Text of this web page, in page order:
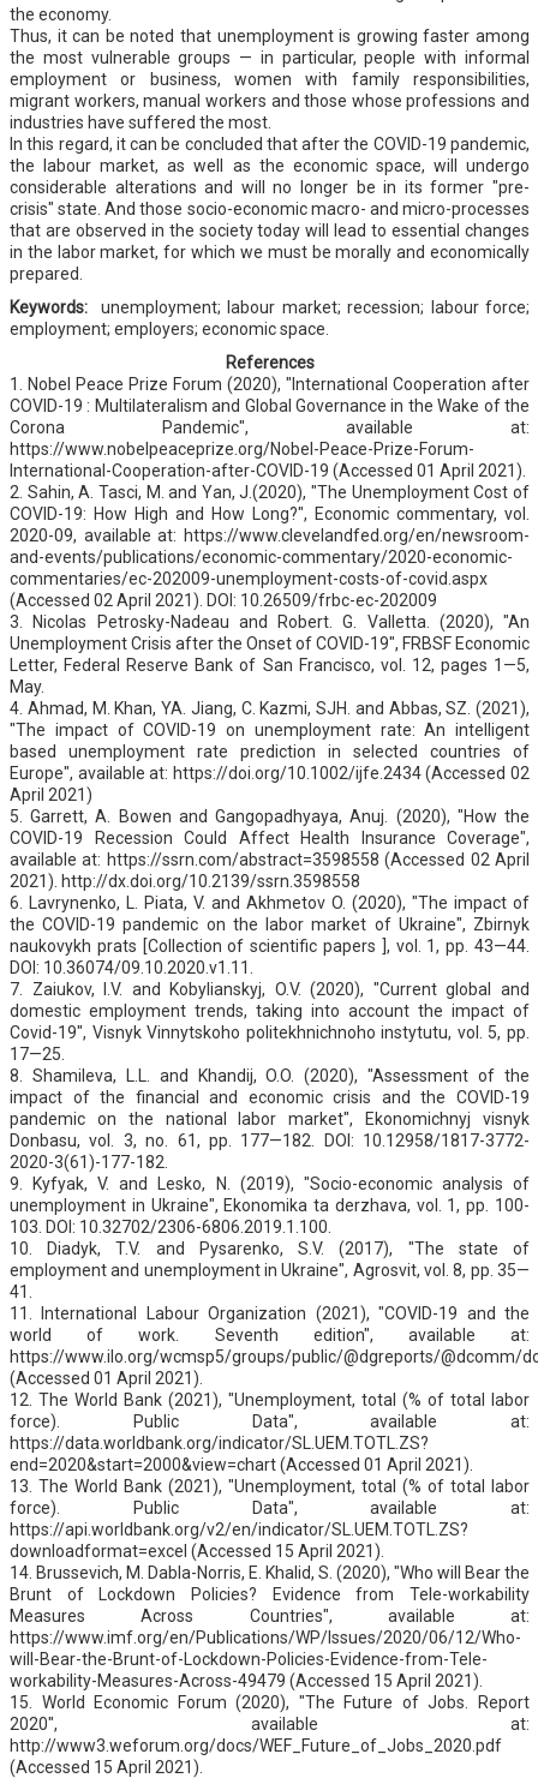
the economy.
Thus, it can be noted that unemployment is growing faster among
the most vulnerable groups — in particular, people with informal
employment or business, women with family responsibilities,
migrant workers, manual workers and those whose professions and
industries have suffered the most.
In this regard, it can be concluded that after the COVID-19 pandemic,
the labour market, as well as the economic space, will undergo
considerable alterations and will no longer be in its former "pre-
crisis" state. And those socio-economic macro- and micro-processes
that are observed in the society today will lead to essential changes
in the labor market, for which we must be morally and economically
prepared.
Keywords:
unemployment; labour market; recession; labour force;
employment; employers; economic space.
References
1. Nobel Peace Prize Forum (2020), "International Cooperation after
COVID-19 : Multilateralism and Global Governance in the Wake of the
Corona Pandemic", available at:
https://www.nobelpeaceprize.org/Nobel-Peace-Prize-Forum-
International-Cooperation-after-COVID-19 (Accessed 01 April 2021).
2. Sahin, A. Tasci, M. and Yan, J.(2020), "The Unemployment Cost of
COVID-19: How High and How Long?", Economic commentary, vol.
2020-09, available at: https://www.clevelandfed.org/en/newsroom-
and-events/publications/economic-commentary/2020-economic-
commentaries/ec-202009-unemployment-costs-of-covid.aspx
(Accessed 02 April 2021). DOI: 10.26509/frbc-ec-202009
3. Nicolas Petrosky-Nadeau and Robert. G. Valletta. (2020), "An
Unemployment Crisis after the Onset of COVID-19", FRBSF Economic
Letter, Federal Reserve Bank of San Francisco, vol. 12, pages 1—5,
May.
4. Ahmad, M. Khan, YA. Jiang, C. Kazmi, SJH. and Abbas, SZ. (2021),
"The impact of COVID-19 on unemployment rate: An intelligent
based unemployment rate prediction in selected countries of
Europe", available at: https://doi.org/10.1002/ijfe.2434 (Accessed 02
April 2021)
5. Garrett, A. Bowen and Gangopadhyaya, Anuj. (2020), "How the
COVID-19 Recession Could Affect Health Insurance Coverage",
available at: https://ssrn.com/abstract=3598558 (Accessed 02 April
2021). http://dx.doi.org/10.2139/ssrn.3598558
6. Lavrynenko, L. Piata, V. and Akhmetov O. (2020), "The impact of
the COVID-19 pandemic on the labor market of Ukraine", Zbirnyk
naukovykh prats [Collection of scientific papers ], vol. 1, pp. 43—44.
DOI: 10.36074/09.10.2020.v1.11.
7. Zaiukov, I.V. and Kobylianskyj, O.V. (2020), "Current global and
domestic employment trends, taking into account the impact of
Сovid-19", Visnyk Vinnytskoho politekhnichnoho instytutu, vol. 5, pp.
17—25.
8. Shamileva, L.L. and Khandij, O.O. (2020), "Assessment of the
impact of the financial and economic crisis and the COVID-19
pandemic on the national labor market", Ekonomichnyj visnyk
Donbasu, vol. 3, no. 61, pp. 177—182. DOI: 10.12958/1817-3772-
2020-3(61)-177-182.
9. Kyfyak, V. and Lesko, N. (2019), "Socio-economic analysis of
unemployment in Ukraine", Ekonomika ta derzhava, vol. 1, pp. 100-
103. DOI: 10.32702/2306-6806.2019.1.100.
10. Diadyk, T.V. and Pysarenko, S.V. (2017), "The state of
employment and unemployment in Ukraine", Agrosvit, vol. 8, pp. 35—
41.
11. International Labour Organization (2021), "COVID-19 and the
world of work. Seventh edition", available at:
https://www.ilo.org/wcmsp5/groups/public/@dgreports/@dcomm/
(Accessed 01 April 2021).
12. The World Bank (2021), "Unemployment, total (% of total labor
force). Public Data", available at:
https://data.worldbank.org/indicator/SL.UEM.TOTL.ZS?
end=2020&start=2000&view=chart (Accessed 01 April 2021).
13. The World Bank (2021), "Unemployment, total (% of total labor
force). Public Data", available at:
https://api.worldbank.org/v2/en/indicator/SL.UEM.TOTL.ZS?
downloadformat=excel (Accessed 15 April 2021).
14. Brussevich, M. Dabla-Norris, E. Khalid, S. (2020), "Who will Bear the
Brunt of Lockdown Policies? Evidence from Tele-workability
Measures Across Countries", available at:
https://www.imf.org/en/Publications/WP/Issues/2020/06/12/Who-
will-Bear-the-Brunt-of-Lockdown-Policies-Evidence-from-Tele-
workability-Measures-Across-49479 (Accessed 15 April 2021).
15. World Economic Forum (2020), "The Future of Jobs. Report
2020", available at:
http://www3.weforum.org/docs/WEF_Future_of_Jobs_2020.pdf
(Accessed 15 April 2021).